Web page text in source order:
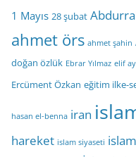
1 Mayıs 28 şubat
ahmet örs ahmet şahin
doğan özlük Ebrar Yılmaz elif
Ercüment Özkan eğitim ilke-
hasan el-benna iran
hareket islam siyaseti